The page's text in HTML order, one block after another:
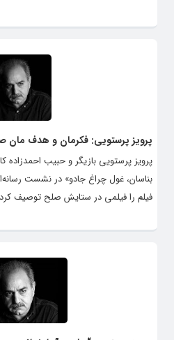
پرویز پرستویی: فکرمان و هدف
پرویز پرستویی بازیگر و حبیب احمدزاده
بناسان، غول چراغ جادو» در نشست
فیلم را فیلمی در ستایش صلح توصیف